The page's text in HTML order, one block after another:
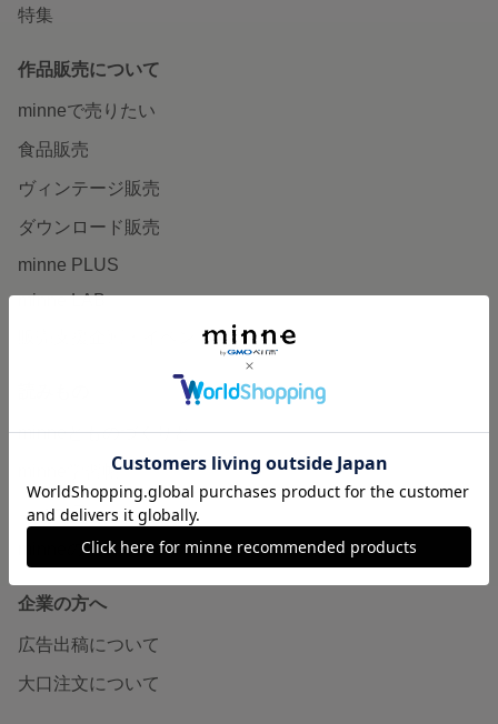
特集
作品販売について
minneで売りたい
食品販売
ヴィンテージ販売
ダウンロード販売
minne PLUS
minne LAB
販売支援企画・イベント
minneとものづくりと
minne学習帖
ニュース
minneの本
企業の方へ
広告出稿について
大口注文について